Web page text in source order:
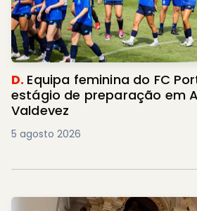
D. Equipa feminina do FC
estágio de preparação em
Valdevez
5 agosto 2026